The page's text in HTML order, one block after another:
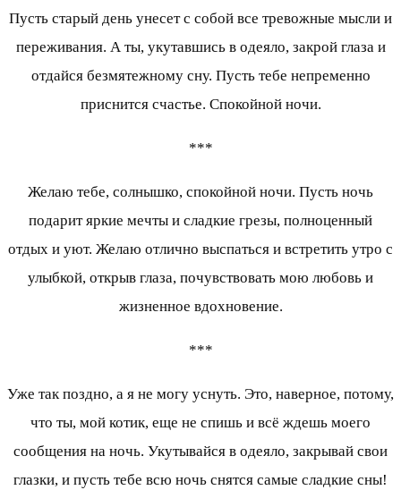
Пусть старый день унесет с собой все тревожные мысли и
переживания. А ты, укутавшись в одеяло, закрой глаза и
отдайся безмятежному сну. Пусть тебе непременно
приснится счастье. Спокойной ночи.
***
Желаю тебе, солнышко, спокойной ночи. Пусть ночь
подарит яркие мечты и сладкие грезы, полноценный
отдых и уют. Желаю отлично выспаться и встретить утро с
улыбкой, открыв глаза, почувствовать мою любовь и
жизненное вдохновение.
***
Уже так поздно, а я не могу уснуть. Это, наверное, потому,
что ты, мой котик, еще не спишь и всё ждешь моего
сообщения на ночь. Укутывайся в одеяло, закрывай свои
глазки, и пусть тебе всю ночь снятся самые сладкие сны!